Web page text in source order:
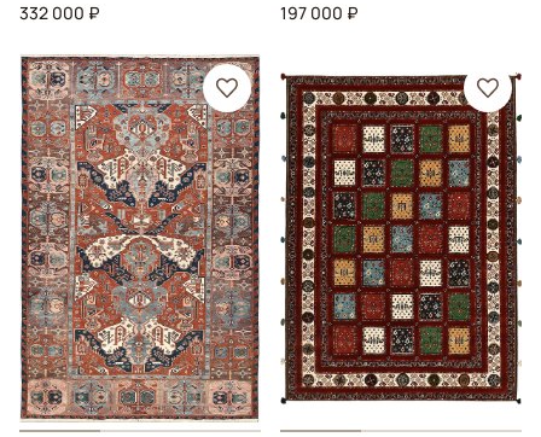
332 000 ₽
197 000 ₽